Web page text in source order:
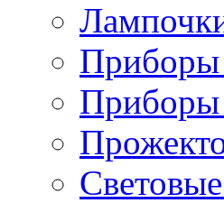
Приборы
Приборы